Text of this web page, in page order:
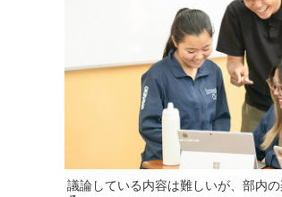
議論している内容は難しいが、部内